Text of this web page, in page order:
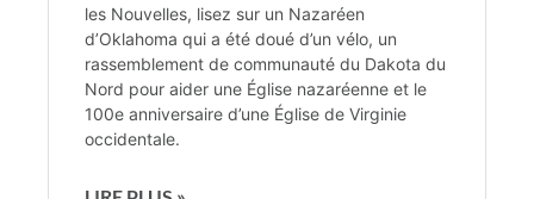
les Nouvelles, lisez sur un Nazaréen
d’Oklahoma qui a été doué d’un vélo, un
rassemblement de communauté du Dakota du
Nord pour aider une Église nazaréenne et le
100e anniversaire d’une Église de Virginie
occidentale.